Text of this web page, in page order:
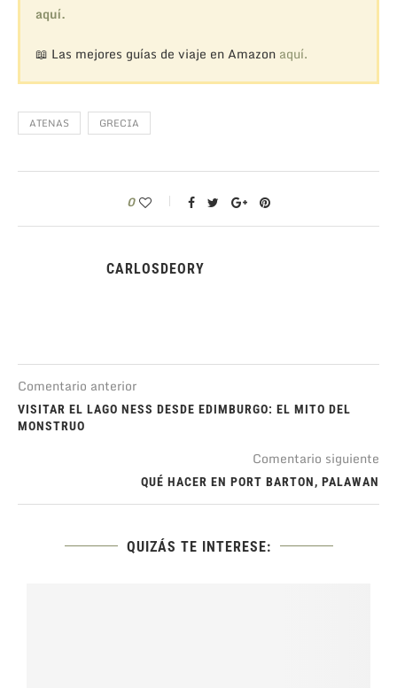
aquí.
📖 Las mejores guías de viaje en Amazon aquí.
ATENAS GRECIA
0
CARLOSDEORY
Comentario anterior
VISITAR EL LAGO NESS DESDE EDIMBURGO: EL MITO DEL
MONSTRUO
Comentario siguiente
QUÉ HACER EN PORT BARTON, PALAWAN
QUIZÁS TE INTERESE: